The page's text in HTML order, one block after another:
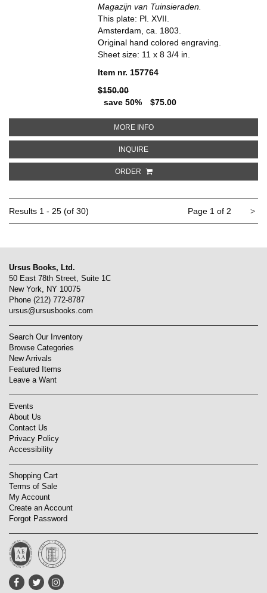
Magazijn van Tuinsieraden.
This plate: Pl. XVII.
Amsterdam, ca. 1803.
Original hand colored engraving.
Sheet size: 11 x 8 3/4 in.
Item nr. 157764
$150.00
save 50%
$75.00
MORE INFOABOUT PL XVII. MAGAZIJN VAN
INQUIREABOUT PL XVII. MAGAZIJN VAN
ORDER
Results 1 - 25 (of 30) Page 1 of 2 >
Ursus Books, Ltd.
50 East 78th Street, Suite 1C
New York, NY 10075
Phone (212) 772-8787
ursus@ursusbooks.com
Search Our Inventory
Browse Categories
New Arrivals
Featured Items
Leave a Want
Events
About Us
Contact Us
Privacy Policy
Accessibility
Shopping Cart
Terms of Sale
My Account
Create an Account
Forgot Password
Find FollowFollow